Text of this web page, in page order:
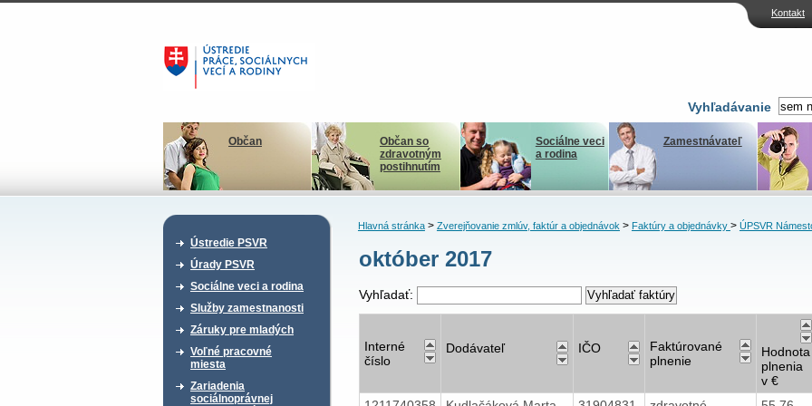
Kontakt
Vyhľadávanie
Občan
Občan so
zdravotným
postihnutím
Sociálne veci
a rodina
Zamestnávateľ
Ústredie PSVR
Úrady PSVR
Sociálne veci a rodina
Služby zamestnanosti
Záruky pre mladých
Voľné pracovné
miesta
Zariadenia
sociálnoprávnej
Hlavná stránka> Zverejňovanie zmlúv, faktúr a objednávok> Faktúry a objednávky > ÚPSVR
október 2017
Vyhľadať:
Interné
číslo
Dodávateľ IČO
Faktúrované
plnenie
Hodnota
plnenia
v €